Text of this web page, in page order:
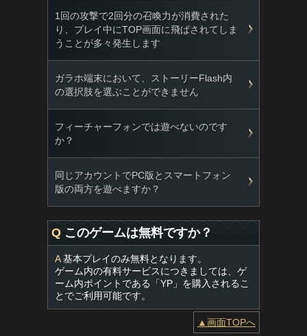
1回の攻撃で2回分の召喚力が消費された
り、プレイ中にTOP画面に飛ばされてしま
うことが多々発生します
ガラホ端末において、ストーリーFlash内
の選択肢を選ぶことができません
フィーチャーフォンでは遊べないのです
か？
同じアカウントでPC版とスマートフォン
版の両方を遊べますか？
Q このゲームは無料ですか？
A基本プレイのみ無料となります。
ゲーム内の有料サービスにつきましては、ゲ
ーム内ポイントである「YP」を購入されるこ
とでご利用可能です。
▲画面TOPへ